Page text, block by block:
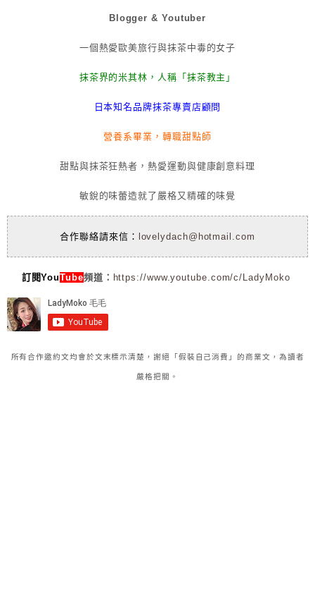
Blogger & Youtuber
一個熱愛歐美旅行與抹茶中毒的女子
抹茶界的米其林，人稱「抹茶教主」
日本知名品牌抹茶專賣店顧問
營養系畢業，轉職甜點師
甜點與抹茶狂熱者，熱愛運動與健康創意料理
敏銳的味蕾造就了嚴格又精確的味覺
合作聯絡請來信： lovelydach@hotmail.com
訂閱YouTube頻道： https://www.youtube.com/c/LadyMoko
所有合作邀約文均會於文末標示清楚，謝絕「假裝自己消費」的商業文，為讀者
嚴格把關。